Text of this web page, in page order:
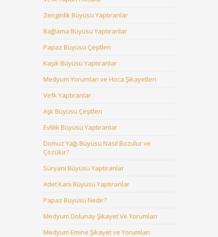
Zenginlik Büyüsü Yaptıranlar
Bağlama Büyüsü Yaptıranlar
Papaz Büyüsü Çeşitleri
Kaşık Büyüsü Yaptıranlar
Medyum Yorumları ve Hoca Şikayetleri
Vefk Yaptıranlar
Aşk Büyüsü Çeşitleri
Evlilik Büyüsü Yaptıranlar
Domuz Yağı Büyüsü Nasıl Bozulur ve
Çözülür?
Süryani Büyüsü Yaptıranlar
Adet Kanı Büyüsü Yaptıranlar
Papaz Büyüsü Nedir?
Medyum Dolunay Şikayet Ve Yorumları
Medyum Emine Şikayet ve Yorumları